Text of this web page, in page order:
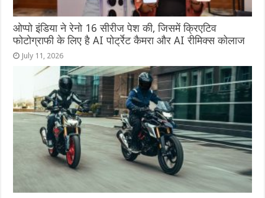
ओप्‍पो इंडिया ने रेनो 16 सीरीज पेश की, जिसमें क्रिएटिव
फोटोग्राफी के लिए है AI पोर्ट्रेट कैमरा और AI रीमिक्स कोलाज
July 11, 2026